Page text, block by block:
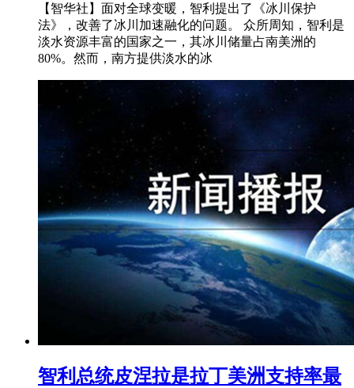
【智华社】面对全球变暖，智利提出了《冰川保护
法》，改善了冰川加速融化的问题。 众所周知，智利是
淡水资源丰富的国家之一，其冰川储量占南美洲的
80%。然而，南方提供淡水的冰
智利总统皮涅拉是拉丁美洲支持率最